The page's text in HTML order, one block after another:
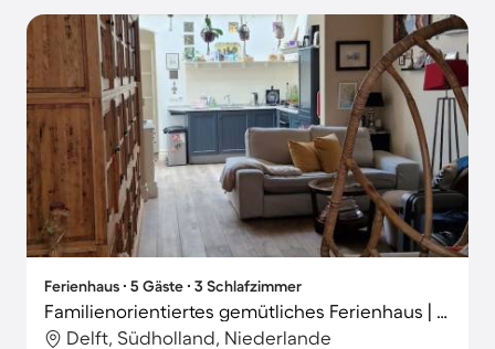
Ferienhaus ∙ 5 Gäste ∙ 3 Schlafzimmer
Familienorientiertes gemütliches Ferienhaus | Oude Kerk-Nähe | Stadtblick | Haustierfreundlich
Delft, Südholland, Niederlande